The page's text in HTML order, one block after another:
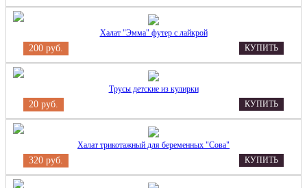
Халат "Эмма" футер с лайкрой
200 руб. КУПИТЬ
Трусы детские из кулирки
20 руб. КУПИТЬ
Халат трикотажный для беременных "Сова"
320 руб. КУПИТЬ